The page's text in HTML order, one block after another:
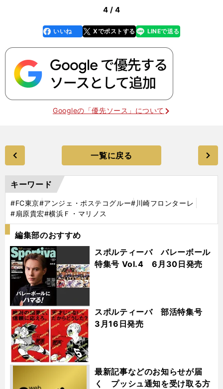
4 / 4
faceboo
k
いいね Xでポストする
line LINEで送る
Googleの「優先ソース」について
一覧に戻る
キーワード
#FC東京#アンジェ・ポステコグルー#川崎フロンターレ
#扇原貴宏#横浜Ｆ・マリノス
編集部のおすすめ
スポルティーバ バレーボール
特集号 Vol.4 6月30日発売
スポルティーバ 部活特集号
3月16日発売
最新記事などのお知らせが届
く プッシュ通知を受け取る方